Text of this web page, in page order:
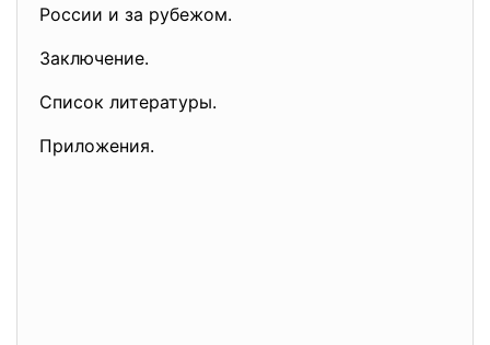
России и за рубежом.
Заключение.
Список литературы.
Приложения.